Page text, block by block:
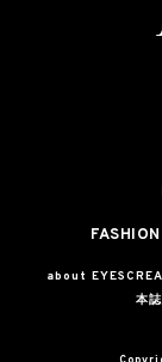
FASHION
about
本